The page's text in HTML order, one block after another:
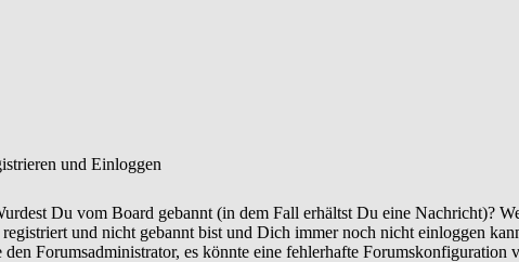
und Einloggen
Du vom Board gebannt (in dem Fall erhältst Du eine Nachricht)?
und nicht gebannt bist und Dich immer noch nicht einloggen
Forumsadministrator, es könnte eine fehlerhafte Forumskonfiguration